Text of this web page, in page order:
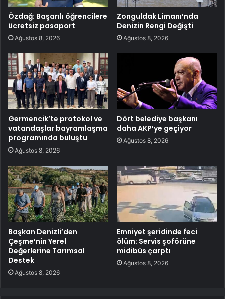
Özdağ: Başarılı öğrencilere
ücretsiz pasaport
Ağustos 8, 2026
Zonguldak Limanı’nda
Denizin Rengi Değişti
Ağustos 8, 2026
Germencik’te protokol ve
vatandaşlar bayramlaşma
programında buluştu
Ağustos 8, 2026
Dört belediye başkanı
daha AKP’ye geçiyor
Ağustos 8, 2026
Başkan Denizli’den
Çeşme’nin Yerel
Değerlerine Tarımsal
Destek
Ağustos 8, 2026
Emniyet şeridinde feci
ölüm: Servis şoförüne
midibüs çarptı
Ağustos 8, 2026